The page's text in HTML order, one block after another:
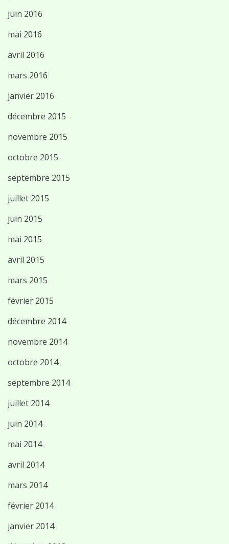
juin 2016
mai 2016
avril 2016
mars 2016
janvier 2016
décembre 2015
novembre 2015
octobre 2015
septembre 2015
juillet 2015
juin 2015
mai 2015
avril 2015
mars 2015
février 2015
décembre 2014
novembre 2014
octobre 2014
septembre 2014
juillet 2014
juin 2014
mai 2014
avril 2014
mars 2014
février 2014
janvier 2014